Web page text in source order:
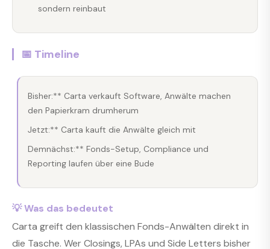
sondern reinbaut
📅 Timeline
Bisher:** Carta verkauft Software, Anwälte machen
den Papierkram drumherum
Jetzt:** Carta kauft die Anwälte gleich mit
Demnächst:** Fonds-Setup, Compliance und
Reporting laufen über eine Bude
💡 Was das bedeutet
Carta greift den klassischen Fonds-Anwälten direkt in
die Tasche. Wer Closings, LPAs und Side Letters bisher